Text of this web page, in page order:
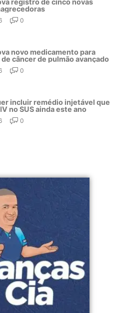
registro de cinco novas
0
novo medicamento para
câncer de pulmão avançado
0
incluir remédio injetável que
no SUS ainda este ano
0